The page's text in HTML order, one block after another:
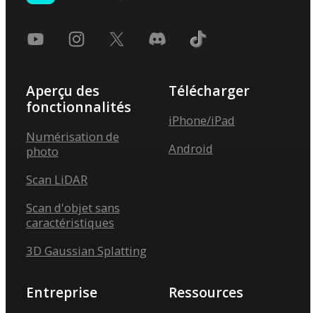
Aperçu des
fonctionnalités
Numérisation de
photo
Scan LiDAR
Scan d'objet sans
caractéristiques
3D Gaussian Splatting
Télécharger
iPhone/iPad
Android
Entreprise Ressources